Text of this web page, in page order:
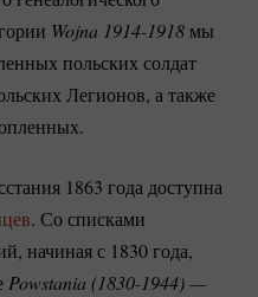
Wojna 1914-1918 мы
польских солдат
Легионов, а также
1863 года доступна
. Со списками
начиная с 1830 года,
Powstania (1830-1944) —